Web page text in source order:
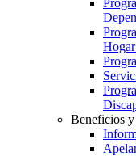
Beneficios